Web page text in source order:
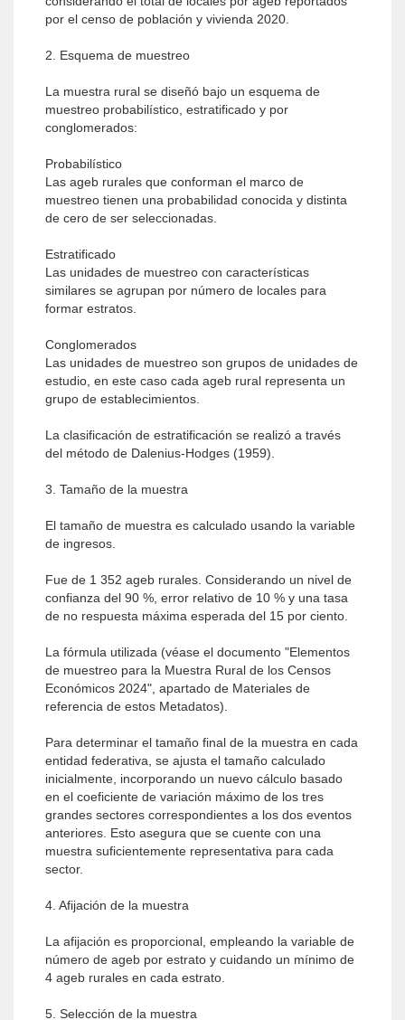
por el censo de población y vivienda 2020.
2. Esquema de muestreo
La muestra rural se diseñó bajo un esquema de
muestreo probabilístico, estratificado y por
conglomerados:
Probabilístico
Las ageb rurales que conforman el marco de
muestreo tienen una probabilidad conocida y distinta
de cero de ser seleccionadas.
Estratificado
Las unidades de muestreo con características
similares se agrupan por número de locales para
formar estratos.
Conglomerados
Las unidades de muestreo son grupos de unidades de
estudio, en este caso cada ageb rural representa un
grupo de establecimientos.
La clasificación de estratificación se realizó a través
del método de Dalenius-Hodges (1959).
3. Tamaño de la muestra
El tamaño de muestra es calculado usando la variable
de ingresos.
Fue de 1 352 ageb rurales. Considerando un nivel de
confianza del 90 %, error relativo de 10 % y una tasa
de no respuesta máxima esperada del 15 por ciento.
La fórmula utilizada (véase el documento "Elementos
de muestreo para la Muestra Rural de los Censos
Económicos 2024", apartado de Materiales de
referencia de estos Metadatos).
Para determinar el tamaño final de la muestra en cada
entidad federativa, se ajusta el tamaño calculado
inicialmente, incorporando un nuevo cálculo basado
en el coeficiente de variación máximo de los tres
grandes sectores correspondientes a los dos eventos
anteriores. Esto asegura que se cuente con una
muestra suficientemente representativa para cada
sector.
4. Afijación de la muestra
La afijación es proporcional, empleando la variable de
número de ageb por estrato y cuidando un mínimo de
4 ageb rurales en cada estrato.
5. Selección de la muestra